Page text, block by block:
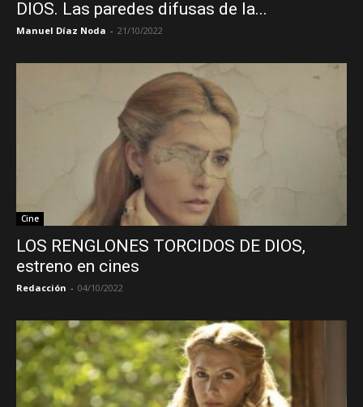
DIOS. Las paredes difusas de la...
Manuel Díaz Noda - 21/10/2022
Cine
LOS RENGLONES TORCIDOS DE DIOS,
estreno en cines
Redacción - 04/10/2022